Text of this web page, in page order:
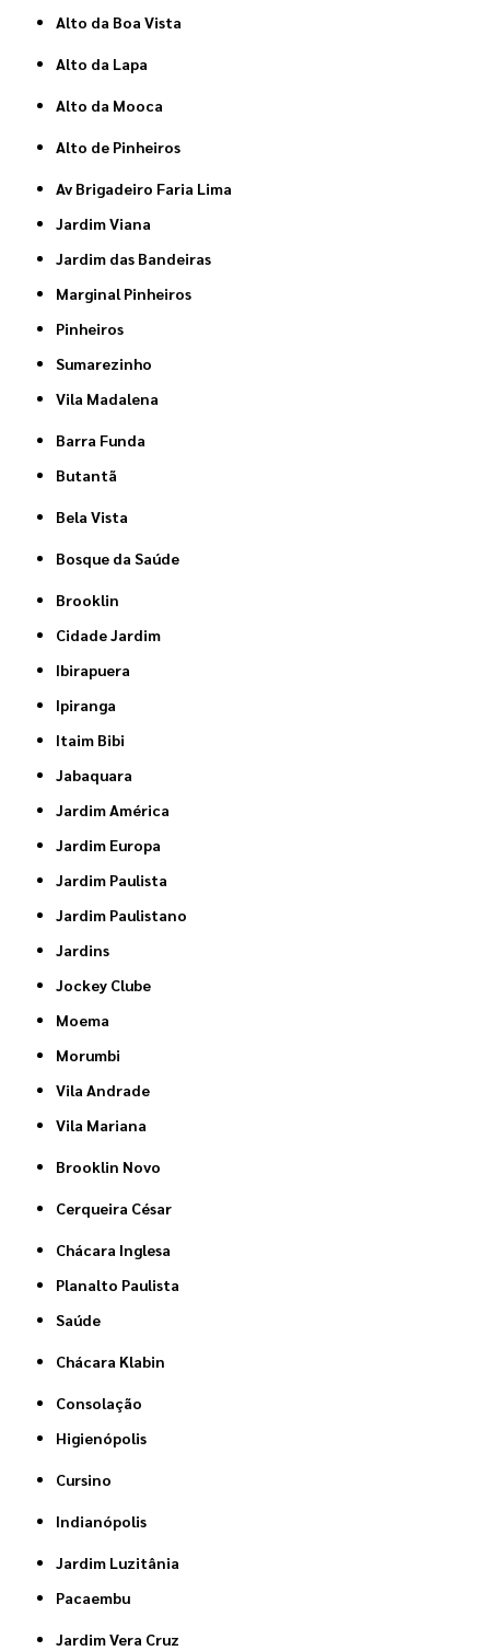
Alto da Boa Vista
Alto da Lapa
Alto da Mooca
Alto de Pinheiros
Av Brigadeiro Faria Lima
Jardim Viana
Jardim das Bandeiras
Marginal Pinheiros
Pinheiros
Sumarezinho
Vila Madalena
Barra Funda
Butantã
Bela Vista
Bosque da Saúde
Brooklin
Cidade Jardim
Ibirapuera
Ipiranga
Itaim Bibi
Jabaquara
Jardim América
Jardim Europa
Jardim Paulista
Jardim Paulistano
Jardins
Jockey Clube
Moema
Morumbi
Vila Andrade
Vila Mariana
Brooklin Novo
Cerqueira César
Chácara Inglesa
Planalto Paulista
Saúde
Chácara Klabin
Consolação
Higienópolis
Cursino
Indianópolis
Jardim Luzitânia
Pacaembu
Jardim Vera Cruz